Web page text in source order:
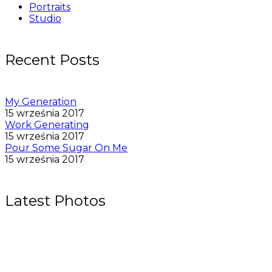
Portraits
Studio
Recent Posts
My Generation
15 września 2017
Work Generating
15 września 2017
Pour Some Sugar On Me
15 września 2017
Latest Photos